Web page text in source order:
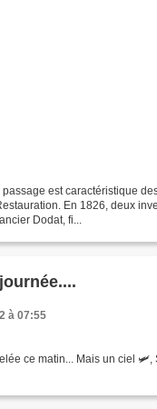
est caractéristique
En 1826, deux
Dodat, fi...
à 07:55
ce matin... Mais un ciel 🛩,